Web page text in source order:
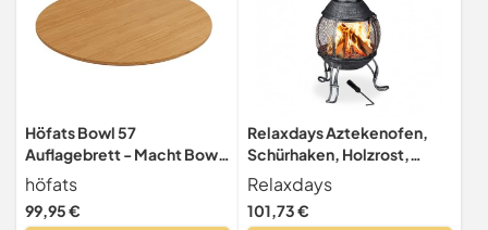
Höfats Bowl 57
Auflagebrett - Macht Bowl
57 Feuerschale zum
Beistelltisch - Rutschsicher
Und Wackelfest Dank
höfats
99,95 €
Relaxdays Aztekenofen,
Schürhaken, Holzrost,
Funkenschutzgitter,
Garten, Terrasse, Antik
Terrassenofen, Höhe 89 cm,
Relaxdays
101,73 €